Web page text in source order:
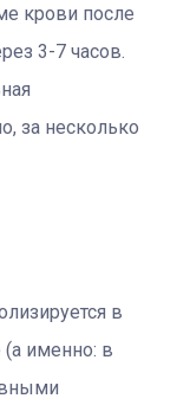
крови после
3-7 часов.
за несколько
в
(а именно: в